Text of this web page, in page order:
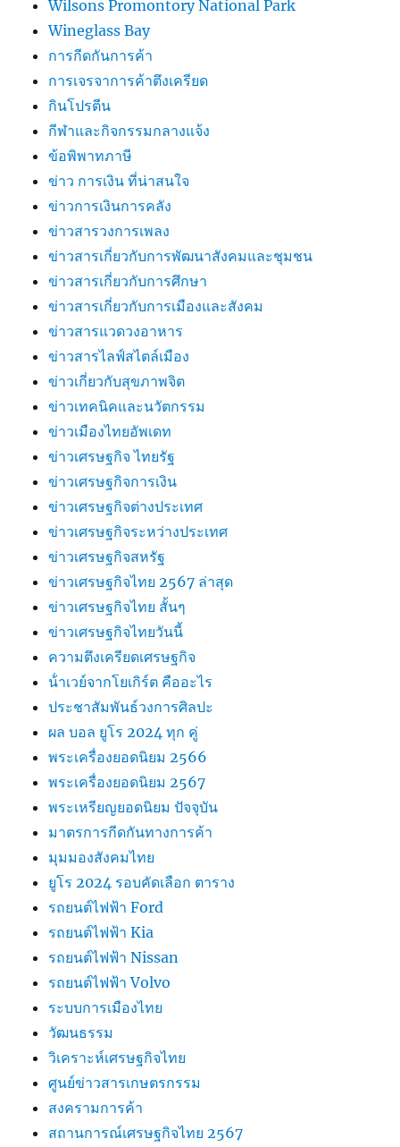
Wilsons Promontory National Park
Wineglass Bay
การกีดกันการค้า
การเจรจาการค้าตึงเครียด
กินโปรตีน
กีฬาและกิจกรรมกลางแจ้ง
ข้อพิพาทภาษี
ข่าว การเงิน ที่น่าสนใจ
ข่าวการเงินการคลัง
ข่าวสารวงการเพลง
ข่าวสารเกี่ยวกับการพัฒนาสังคมและชุมชน
ข่าวสารเกี่ยวกับการศึกษา
ข่าวสารเกี่ยวกับการเมืองและสังคม
ข่าวสารแวดวงอาหาร
ข่าวสารไลฟ์สไตล์เมือง
ข่าวเกี่ยวกับสุขภาพจิต
ข่าวเทคนิคและนวัตกรรม
ข่าวเมืองไทยอัพเดท
ข่าวเศรษฐกิจ ไทยรัฐ
ข่าวเศรษฐกิจการเงิน
ข่าวเศรษฐกิจต่างประเทศ
ข่าวเศรษฐกิจระหว่างประเทศ
ข่าวเศรษฐกิจสหรัฐ
ข่าวเศรษฐกิจไทย 2567 ล่าสุด
ข่าวเศรษฐกิจไทย สั้นๆ
ข่าวเศรษฐกิจไทยวันนี้
ความตึงเครียดเศรษฐกิจ
น้ําเวย์จากโยเกิร์ต คืออะไร
ประชาสัมพันธ์วงการศิลปะ
ผล บอล ยูโร 2024 ทุก คู่
พระเครื่องยอดนิยม 2566
พระเครื่องยอดนิยม 2567
พระเหรียญยอดนิยม ปัจจุบัน
มาตรการกีดกันทางการค้า
มุมมองสังคมไทย
ยูโร 2024 รอบคัดเลือก ตาราง
รถยนต์ไฟฟ้า Ford
รถยนต์ไฟฟ้า Kia
รถยนต์ไฟฟ้า Nissan
รถยนต์ไฟฟ้า Volvo
ระบบการเมืองไทย
วัฒนธรรม
วิเคราะห์เศรษฐกิจไทย
ศูนย์ข่าวสารเกษตรกรรม
สงครามการค้า
สถานการณ์เศรษฐกิจไทย 2567